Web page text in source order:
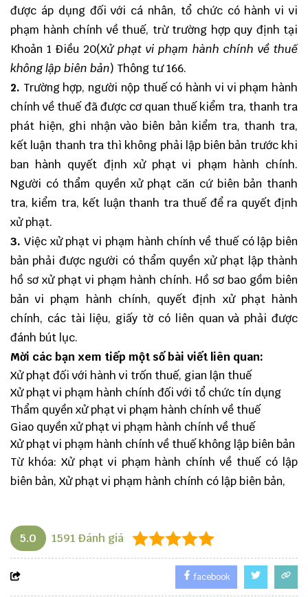
được áp dụng đối với cá nhân, tổ chức có hành vi vi
phạm hành chính về thuế, trừ trường hợp quy định tại
Khoản 1 Điều 20(Xử phạt vi phạm hành chính về thuế
không lập biên bản) Thông tư 166.
2. Trường hợp, người nộp thuế có hành vi vi phạm hành
chính về thuế đã được cơ quan thuế kiểm tra, thanh tra
phát hiện, ghi nhận vào biên bản kiểm tra, thanh tra,
kết luận thanh tra thì không phải lập biên bản trước khi
ban hành quyết định xử phạt vi phạm hành chính.
Người có thẩm quyền xử phạt căn cứ biên bản thanh
tra, kiểm tra, kết luận thanh tra thuế để ra quyết định
xử phạt.
3. Việc xử phạt vi phạm hành chính về thuế có lập biên
bản phải được người có thẩm quyền xử phạt lập thành
hồ sơ xử phạt vi phạm hành chính. Hồ sơ bao gồm biên
bản vi phạm hành chính, quyết định xử phạt hành
chính, các tài liệu, giấy tờ có liên quan và phải được
đánh bút lục.
Mời các bạn xem tiếp một số bài viết liên quan:
Xử phạt đối với hành vi trốn thuế, gian lận thuế
Xử phạt vi phạm hành chính đối với tổ chức tín dụng
Thẩm quyền xử phạt vi phạm hành chính về thuế
Giao quyền xử phạt vi phạm hành chính về thuế
Xử phạt vi phạm hành chính về thuế không lập biên bản
Từ khóa: Xử phạt vi phạm hành chính về thuế có lập
biên bản, Xử phạt vi phạm hành chính có lập biên bản,
5.0 1591 Đánh giá
facebook